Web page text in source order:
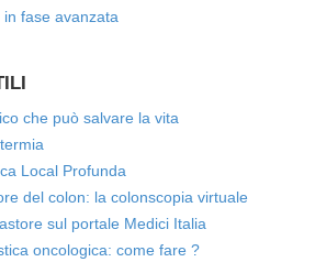
fase avanzata
che può salvare la vita
Local Profunda
del colon: la colonscopia virtuale
sul portale Medici Italia
oncologica: come fare ?